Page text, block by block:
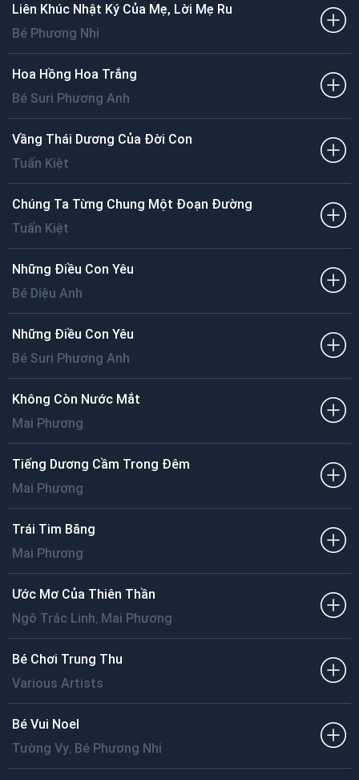
Liên Khúc Nhật Ký Của Mẹ, Lời Mẹ Ru
Bé Phương Nhi
Hoa Hồng Hoa Trắng
Bé Suri Phương Anh
Vầng Thái Dương Của Đời Con
Tuấn Kiệt
Chúng Ta Từng Chung Một Đoạn Đường
Tuấn Kiệt
Những Điều Con Yêu
Bé Diệu Anh
Những Điều Con Yêu
Bé Suri Phương Anh
Không Còn Nước Mắt
Mai Phương
Tiếng Dương Cầm Trong Đêm
Mai Phương
Trái Tim Băng
Mai Phương
Ước Mơ Của Thiên Thần
Ngô Trác Linh, Mai Phương
Bé Chơi Trung Thu
Various Artists
Bé Vui Noel
Tường Vy, Bé Phương Nhi